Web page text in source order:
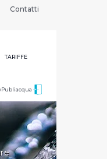
Contatti
TARIFFE